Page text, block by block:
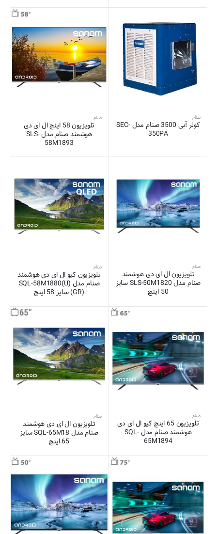
صنام
کولر آبی 3500 صنام مدل SEC-
350PA
صنام
تلویزیون 58 اینچ ال ای دی
هوشمند صنام مدل SLS-
58M1893
صنام
تلویزیون ال ای دی هوشمند
صنام مدل SLS-50M1820 سایز
50 اینچ
صنام
تلویزیون کیو ال ای دی هوشمند
صنام مدل SQL-58M1880(U)
(GR) سایز 58 اینچ
صنام
تلویزیون 65 اینچ کیو ال ای دی
هوشمند صنام مدل SQL-
65M1894
صنام
تلویزیون ال ای دی هوشمند
صنام مدل SQL-65M18 سایز
65 اینچ